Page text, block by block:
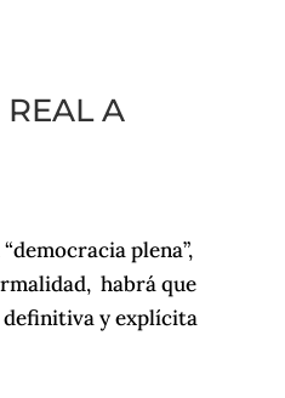
A
plena”,
habrá que
definitiva y explícita